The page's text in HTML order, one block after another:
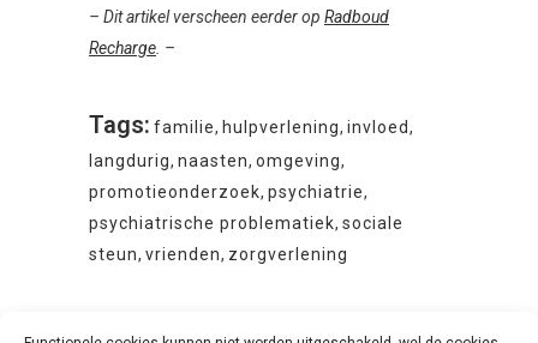
– Dit artikel verscheen eerder op Radboud
Recharge. –
Tags: familie, hulpverlening, invloed,
langdurig, naasten, omgeving,
promotieonderzoek, psychiatrie,
psychiatrische problematiek, sociale
steun, vrienden, zorgverlening